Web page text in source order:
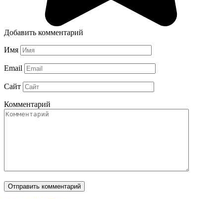
Добавить комментарий
Имя
Email
Сайт
Комментарий